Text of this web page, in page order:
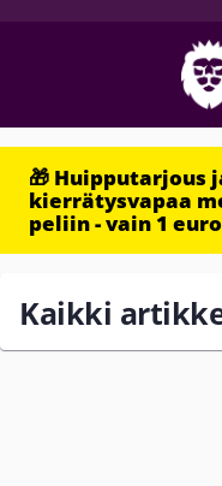
🎁 Huipputarjous
kierrätysvapaa
peliin - vain 1
Kaikki